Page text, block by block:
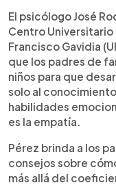
► Escuchar
El psicólogo José
Centro
Francisco Gavidia
que los padres de
niños para que
solo al
habilidades
es la empatía.
Pérez brinda a los
consejos sobre
más allá del